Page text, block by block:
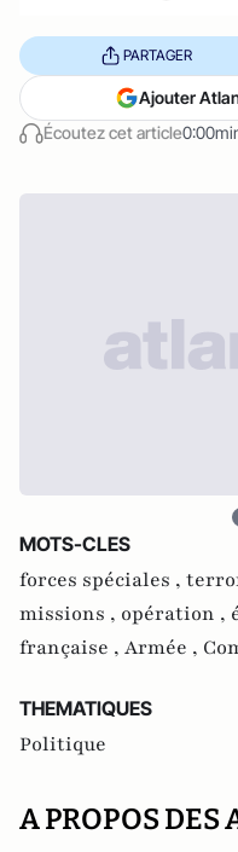
Écoutez cet article
PARTAGER
Ajouter
MOTS-CLES
forces spéciales ,
missions , opération ,
française , Armée ,
THEMATIQUES
Politique
A PROPOS DES